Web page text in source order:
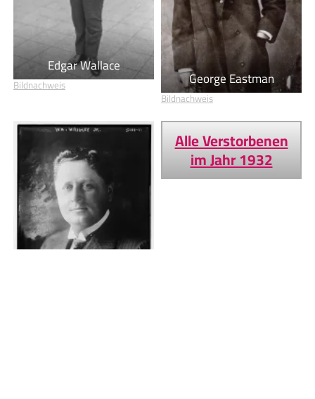
Edgar Wallace
Bildnachweis George Eastman
Bildnachweis
Alle Verstorbenen
im Jahr 1932